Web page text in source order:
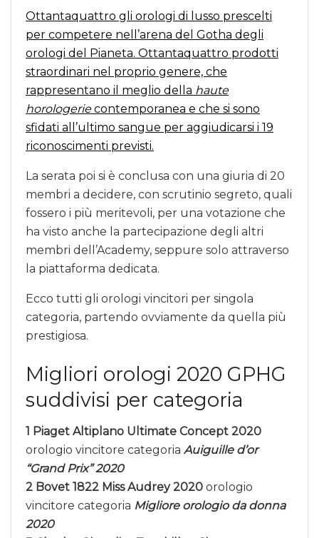
Ottantaquattro gli orologi di lusso prescelti
per competere nell’arena del Gotha degli
orologi del Pianeta. Ottantaquattro prodotti
straordinari nel proprio genere, che
rappresentano il meglio della haute
horologeriecontemporanea e che si sono
sfidati all’ultimo sangue per aggiudicarsi i 19
riconoscimenti previsti.
La serata poi si è conclusa con una giuria di 20
membri a decidere, con scrutinio segreto, quali
fossero i più meritevoli, per una votazione che
ha visto anche la partecipazione degli altri
membri dell’Academy, seppure solo attraverso
la piattaforma dedicata.
Ecco tutti gli orologi vincitori per singola
categoria, partendo ovviamente da quella più
prestigiosa.
Migliori orologi 2020 GPHG
suddivisi per categoria
1 Piaget Altiplano Ultimate Concept 2020
orologio vincitore categoria Auiguille d’or
“Grand Prix” 2020
2 Bovet 1822 Miss Audrey 2020 orologio
vincitore categoria Migliore orologio da donna
2020